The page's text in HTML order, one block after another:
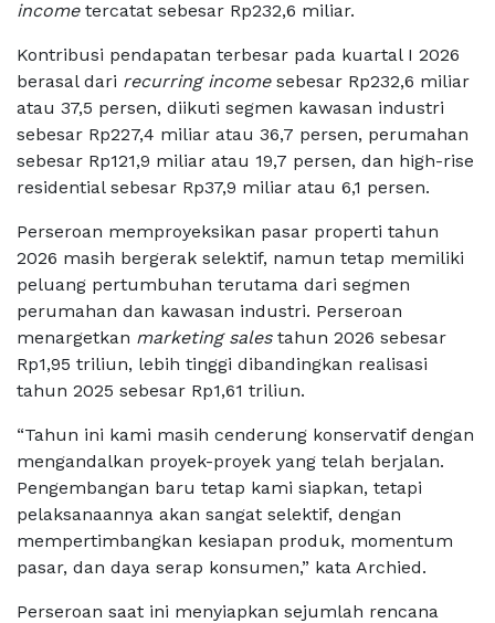
incometercatat sebesar Rp232,6 miliar.
Kontribusi pendapatan terbesar pada kuartal I 2026
berasal dari recurring incomesebesar Rp232,6 miliar
atau 37,5 persen, diikuti segmen kawasan industri
sebesar Rp227,4 miliar atau 36,7 persen, perumahan
sebesar Rp121,9 miliar atau 19,7 persen, dan high-rise
residential sebesar Rp37,9 miliar atau 6,1 persen.
Perseroan memproyeksikan pasar properti tahun
2026 masih bergerak selektif, namun tetap memiliki
peluang pertumbuhan terutama dari segmen
perumahan dan kawasan industri. Perseroan
menargetkan marketing salestahun 2026 sebesar
Rp1,95 triliun, lebih tinggi dibandingkan realisasi
tahun 2025 sebesar Rp1,61 triliun.
“Tahun ini kami masih cenderung konservatif dengan
mengandalkan proyek-proyek yang telah berjalan.
Pengembangan baru tetap kami siapkan, tetapi
pelaksanaannya akan sangat selektif, dengan
mempertimbangkan kesiapan produk, momentum
pasar, dan daya serap konsumen,” kata Archied.
Perseroan saat ini menyiapkan sejumlah rencana